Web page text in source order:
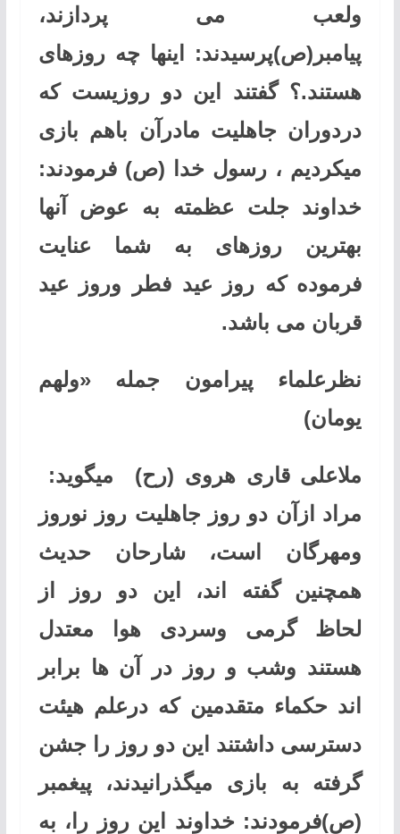
ولعب می پردازند،
پیامبر(ص)پرسیدند: اینها چه روزهای
هستند.؟ گفتند این دو روزیست که
دردوران جاهلیت مادرآن باهم بازی
میکردیم ، رسول خدا (ص) فرمودند:
خداوند جلت عظمته به عوض آنها
بهترین روزهای به شما عنایت
فرموده که روز عید فطر وروز عید
قربان می باشد.
نظرعلماء پیرامون جمله «ولهم
یومان)
ملاعلی قاری هروی (رح) میگوید:
مراد ازآن دو روز جاهلیت روز نوروز
ومهرگان است، شارحان حدیث
همچنین گفته اند، این دو روز از
لحاظ گرمی وسردی هوا معتدل
هستند وشب و روز در آن ها برابر
اند حکما‌‌ء متقدمین که درعلم هیئت
دسترسی داشتند این دو روز را جشن
گرفته به بازی میگذرانیدند، پيغمبر
(ص)فرمودند: خداوند این روز را، به